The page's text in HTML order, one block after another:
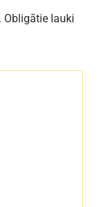
Obligātie lauki